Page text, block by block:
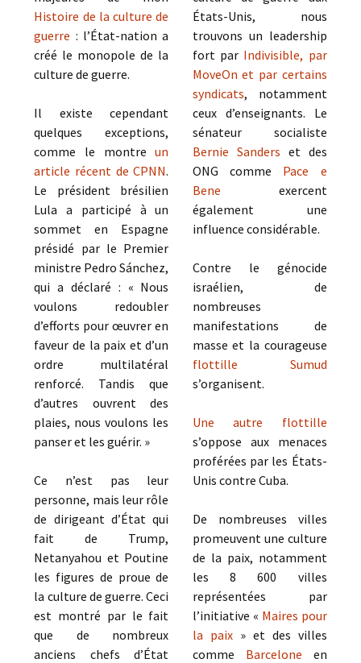
Histoire de la culture de
guerre : l’État-nation a
créé le monopole de la
culture de guerre.
Il existe cependant
quelques exceptions,
comme le montreun
article récent de CPNN.
Le président brésilien
Lula a participé à un
sommet en Espagne
présidé par le Premier
ministre Pedro Sánchez,
qui a déclaré : « Nous
voulons redoubler
d’efforts pour œuvrer en
faveur de la paix et d’un
ordre multilatéral
renforcé. Tandis que
d’autres ouvrent des
plaies, nous voulons les
panser et les guérir. »
Ce n’est pas leur
personne, mais leur rôle
de dirigeant d’État qui
fait de Trump,
Netanyahou et Poutine
les figures de proue de
la culture de guerre. Ceci
est montré par le fait
que de nombreux
anciens chefs d’État
États-Unis, nous
trouvons un leadership
fort par Indivisible, par
MoveOn et par certains
syndicats, notamment
ceux d’enseignants. Le
sénateur socialiste
Bernie Sanders et des
ONG comme Pace e
Bene exercent
également une
influence considérable.
Contre le génocide
israélien, de
nombreuses
manifestations de
masse et la courageuse
flottille Sumud
s’organisent.
Une autre flottille
s’oppose aux menaces
proférées par les États-
Unis contre Cuba.
De nombreuses villes
promeuvent une culture
de la paix, notamment
les 8 600 villes
représentées par
l’initiative « Maires pour
la paix » et des villes
comme Barcelone en